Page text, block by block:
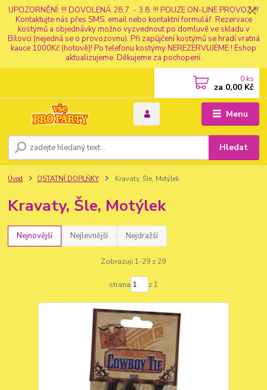
UPOZORNĚNÍ: !!! DOVOLENÁ 28.7. - 3.8. !!! POUZE ON-LINE PROVOZ !!!
Kontaktujte nás přes SMS, email nebo kontaktní formulář. Rezervace
kostýmů a objednávky možno vyzvednout po domluvě ve skladu v
Bílovci (nejedná se o provozovnu). Při zapůjčení kostýmů se hradí vratná
kauce 1000Kč (hotově)! Po telefonu kostýmy NEREZERVUJEME ! Eshop
aktualizujeme. Děkujeme za pochopení.
Menu
Hledat
0 ks
za 0,00 Kč
Úvod OSTATNÍ DOPLŇKY Kravaty, Šle, Motýlek
Kravaty, Šle, Motýlek
Nejnovější Nejlevnější Nejdražší
Zobrazuji 1-29 z 29
strana z 1